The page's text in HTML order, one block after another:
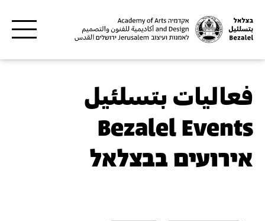
فعاليات بتسلئيل
Bezalel Events
אירועים בבצלאל